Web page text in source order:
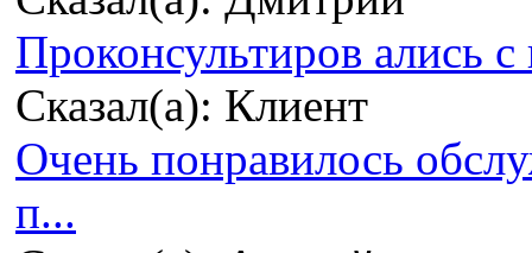
Проконсультиров ались
Сказал(а): Клиент
Очень понравилось
п...